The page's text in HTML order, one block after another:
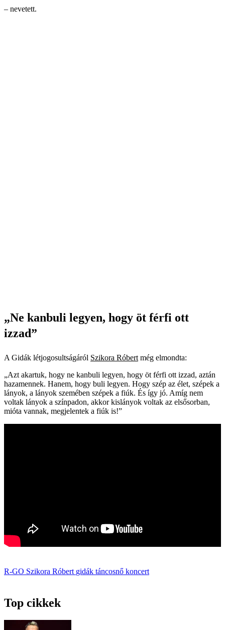
– nevetett.
„Ne kanbuli legyen, hogy öt férfi ott
izzad”
A Gidák létjogosultságáról Szikora Róbert még elmondta:
„Azt akartuk, hogy ne kanbuli legyen, hogy öt férfi ott izzad, aztán
hazamennek. Hanem, hogy buli legyen. Hogy szép az élet, szépek a
lányok, a lányok szemében szépek a fiúk. És így jó. Amíg nem
voltak lányok a színpadon, akkor kislányok voltak az elsősorban,
mióta vannak, megjelentek a fiúk is!”
R-GO Szikora Róbert gidák táncosnő koncert
Top cikkek